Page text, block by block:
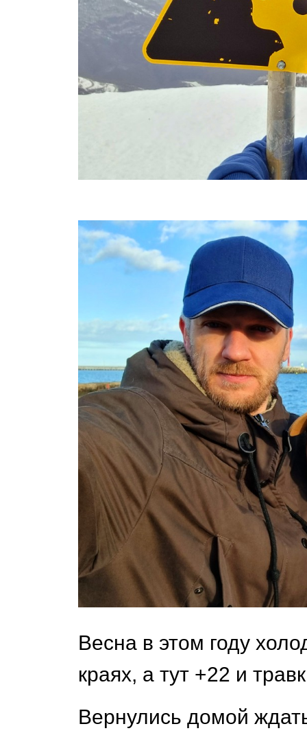
Весна в этом году
краях, а тут +22 и
Вернулись домой